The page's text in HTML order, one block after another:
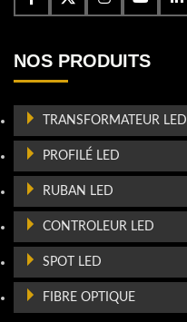
NOS PRODUITS
TRANSFORMATEUR LED
PROFILÉ LED
RUBAN LED
CONTROLEUR LED
SPOT LED
FIBRE OPTIQUE